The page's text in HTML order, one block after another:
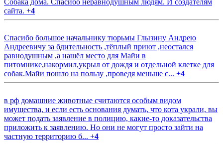
сайта. +4
Спасибо большое начальнику тюрьмы Глызину Андрею
Андреевичу за бдительность ,тёплый приют ,неостался
равнодушным ,а нашёл место для Майи в
питомнике,накормил,укрыл от дождя и отдельной клетке для
собак.Майи пошло на пользу ,проведя меньше с... +4
в рф домашние животные считаются особым видом
имущества, и если есть основания думать, что кота украли, вы
может подать заявление в полицию, какие-то доказательства
приложить к заявлению. Но они не могут просто зайти на
частную территорию б... +4